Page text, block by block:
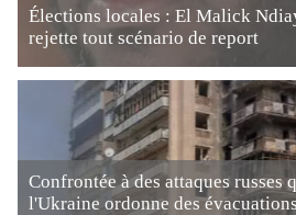
Élections locales : El Malick
rejette tout scénario de report
Confrontée à des attaques russes
l'Ukraine ordonne des